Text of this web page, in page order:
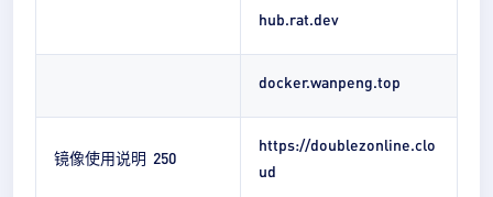
hub.rat.dev
docker.wanpeng.top
镜像使用说明 250
https://doublezonline.clo
ud